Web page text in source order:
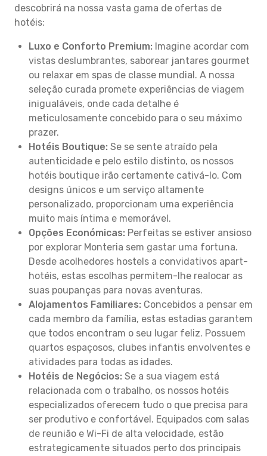
descobrirá na nossa vasta gama de ofertas de
hotéis:
Luxo e Conforto Premium: Imagine acordar com
vistas deslumbrantes, saborear jantares gourmet
ou relaxar em spas de classe mundial. A nossa
seleção curada promete experiências de viagem
inigualáveis, onde cada detalhe é
meticulosamente concebido para o seu máximo
prazer.
Hotéis Boutique: Se se sente atraído pela
autenticidade e pelo estilo distinto, os nossos
hotéis boutique irão certamente cativá-lo. Com
designs únicos e um serviço altamente
personalizado, proporcionam uma experiência
muito mais íntima e memorável.
Opções Económicas: Perfeitas se estiver ansioso
por explorar Monteria sem gastar uma fortuna.
Desde acolhedores hostels a convidativos apart-
hotéis, estas escolhas permitem-lhe realocar as
suas poupanças para novas aventuras.
Alojamentos Familiares: Concebidos a pensar em
cada membro da família, estas estadias garantem
que todos encontram o seu lugar feliz. Possuem
quartos espaçosos, clubes infantis envolventes e
atividades para todas as idades.
Hotéis de Negócios: Se a sua viagem está
relacionada com o trabalho, os nossos hotéis
especializados oferecem tudo o que precisa para
ser produtivo e confortável. Equipados com salas
de reunião e Wi-Fi de alta velocidade, estão
estrategicamente situados perto dos principais